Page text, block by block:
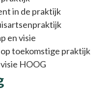
in de praktijk
en visie
toekomstige praktijk
HOOG